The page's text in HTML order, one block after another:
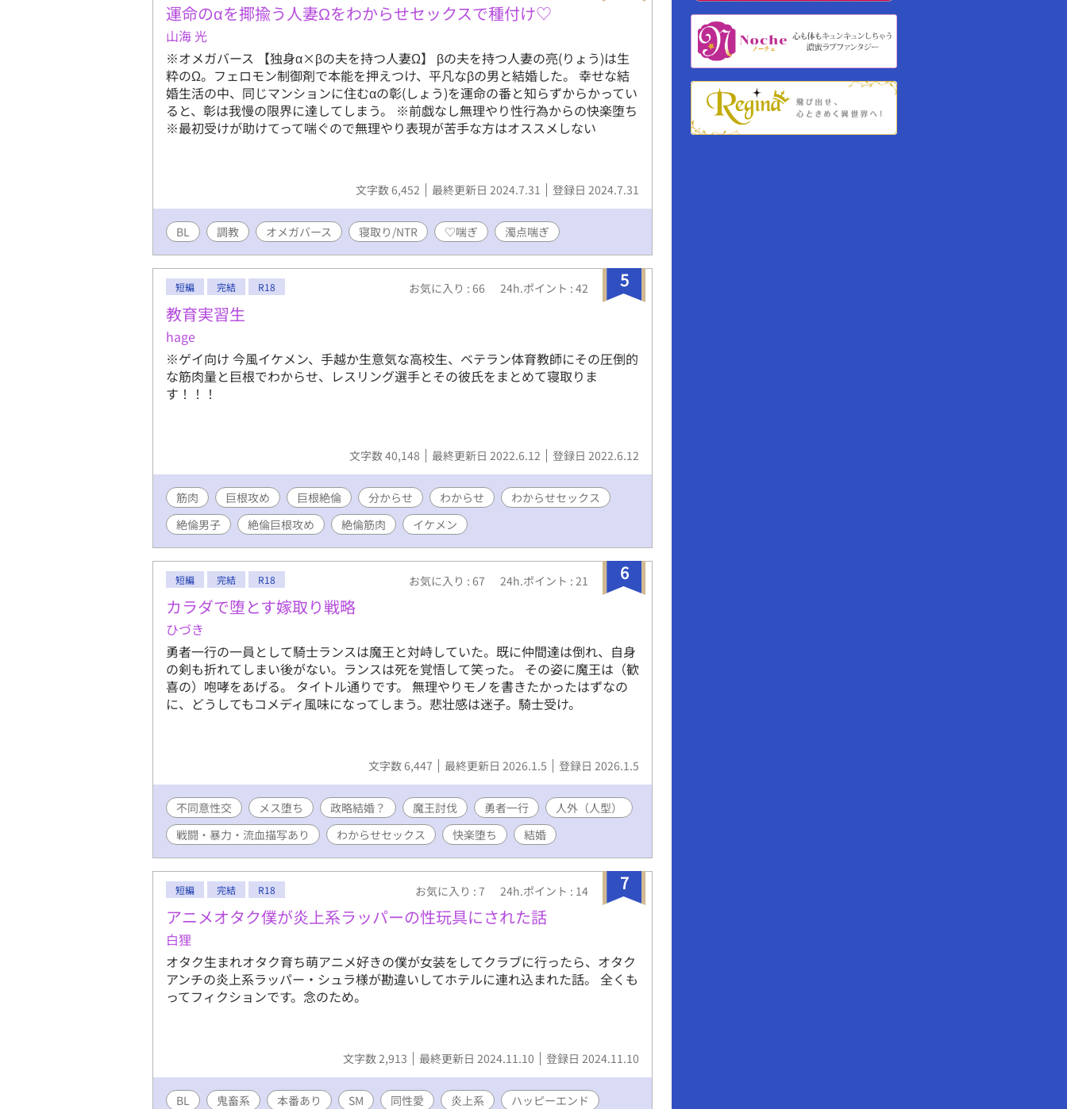
運命のαを揶揄う人妻Ωをわからせセックスで種付け♡
山海 光
※オメガバース 【独身α×βの夫を持つ人妻Ω】 βの夫を持つ人妻の亮(りょう)は生
粋のΩ。フェロモン制御剤で本能を押えつけ、平凡なβの男と結婚した。 幸せな結
婚生活の中、同じマンションに住むαの彰(しょう)を運命の番と知らずからかってい
ると、彰は我慢の限界に達してしまう。 ※前戯なし無理やり性行為からの快楽堕ち
※最初受けが助けてって喘ぐので無理やり表現が苦手な方はオススメしない
文字数 6,452 最終更新日 2024.7.31 登録日 2024.7.31
BL 調教 オメガバース 寝取り/NTR ♡喘ぎ 濁点喘ぎ
5
短編 完結 R18 お気に入り : 66 24h.ポイント : 42
教育実習生
hage
※ゲイ向け 今風イケメン、手越か生意気な高校生、ベテラン体育教師にその圧倒的
な筋肉量と巨根でわからせ、レスリング選手とその彼氏をまとめて寝取りま
す！！！
文字数 40,148 最終更新日 2022.6.12 登録日 2022.6.12
筋肉 巨根攻め 巨根絶倫 分からせ わからせ
わからせセックス
絶倫男子
絶倫巨根攻め 絶倫筋肉 イケメン
6
短編 完結 R18 お気に入り : 67 24h.ポイント : 21
カラダで堕とす嫁取り戦略
ひづき
勇者一行の一員として騎士ランスは魔王と対峙していた。既に仲間達は倒れ、自身
の剣も折れてしまい後がない。ランスは死を覚悟して笑った。 その姿に魔王は（歓
喜の）咆哮をあげる。 タイトル通りです。 無理やりモノを書きたかったはずなの
に、どうしてもコメディ風味になってしまう。悲壮感は迷子。騎士受け。
文字数 6,447 最終更新日 2026.1.5 登録日 2026.1.5
不同意性交 メス堕ち 政略結婚？ 魔王討伐 勇者一行
人外（人型）
戦闘・暴力・流血描写あり
わからせセックス 快楽堕ち 結婚
7
短編 完結 R18 お気に入り : 7 24h.ポイント : 14
アニメオタク僕が炎上系ラッパーの性玩具にされた話
白狸
オタク生まれオタク育ち萌アニメ好きの僕が女装をしてクラブに行ったら、オタク
アンチの炎上系ラッパー・シュラ様が勘違いしてホテルに連れ込まれた話。 全くも
ってフィクションです。念のため。
文字数 2,913 最終更新日 2024.11.10 登録日 2024.11.10
BL 鬼畜系 本番あり SM 同性愛 炎上系 ハッピーエンド